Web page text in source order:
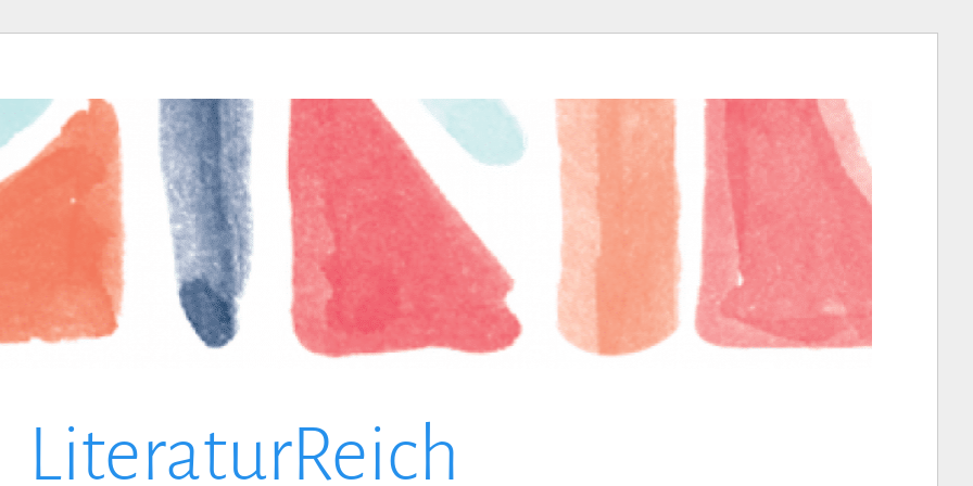
LiteraturReich